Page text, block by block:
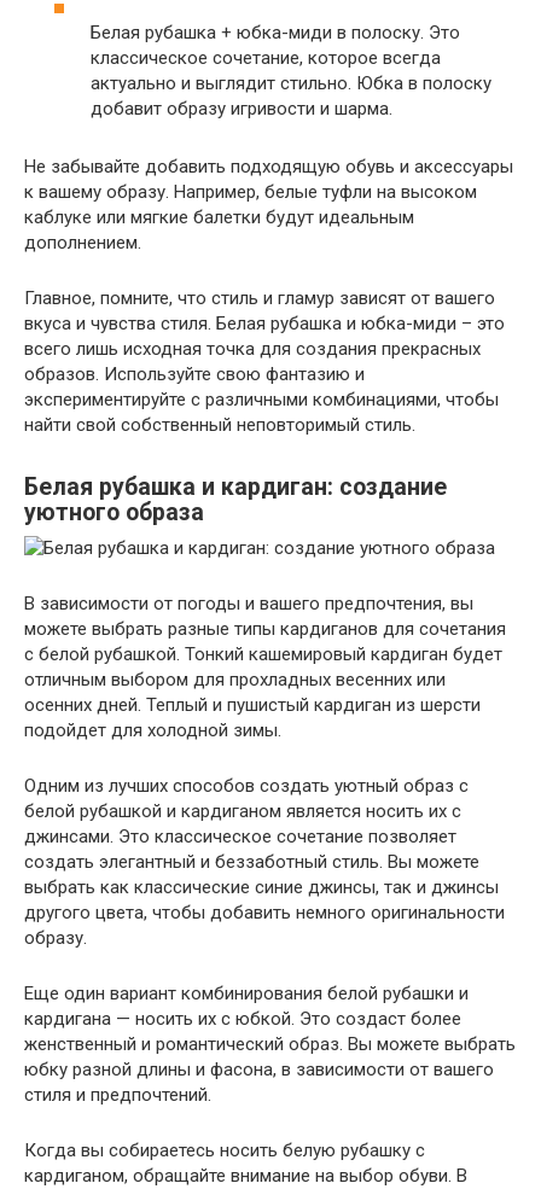
Белая рубашка + юбка-миди в полоску. Это
классическое сочетание, которое всегда
актуально и выглядит стильно. Юбка в полоску
добавит образу игривости и шарма.
Не забывайте добавить подходящую обувь и аксессуары
к вашему образу. Например, белые туфли на высоком
каблуке или мягкие балетки будут идеальным
дополнением.
Главное, помните, что стиль и гламур зависят от вашего
вкуса и чувства стиля. Белая рубашка и юбка-миди – это
всего лишь исходная точка для создания прекрасных
образов. Используйте свою фантазию и
экспериментируйте с различными комбинациями, чтобы
найти свой собственный неповторимый стиль.
Белая рубашка и кардиган: создание
уютного образа
В зависимости от погоды и вашего предпочтения, вы
можете выбрать разные типы кардиганов для сочетания
с белой рубашкой. Тонкий кашемировый кардиган будет
отличным выбором для прохладных весенних или
осенних дней. Теплый и пушистый кардиган из шерсти
подойдет для холодной зимы.
Одним из лучших способов создать уютный образ с
белой рубашкой и кардиганом является носить их с
джинсами. Это классическое сочетание позволяет
создать элегантный и беззаботный стиль. Вы можете
выбрать как классические синие джинсы, так и джинсы
другого цвета, чтобы добавить немного оригинальности
образу.
Еще один вариант комбинирования белой рубашки и
кардигана — носить их с юбкой. Это создаст более
женственный и романтический образ. Вы можете выбрать
юбку разной длины и фасона, в зависимости от вашего
стиля и предпочтений.
Когда вы собираетесь носить белую рубашку с
кардиганом, обращайте внимание на выбор обуви. В